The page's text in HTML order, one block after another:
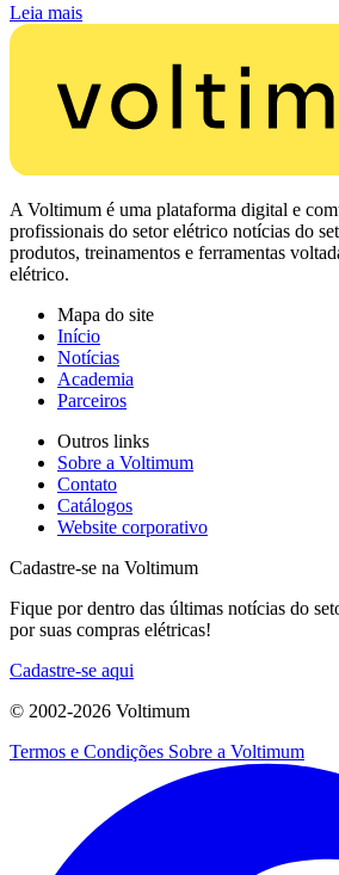
Leia mais
A Voltimum é uma plataforma digital e
profissionais do setor elétrico notícias do
produtos, treinamentos e ferramentas
elétrico.
Mapa do site
Início
Notícias
Academia
Parceiros
Outros links
Sobre a Voltimum
Contato
Catálogos
Website corporativo
Cadastre-se na Voltimum
Fique por dentro das últimas notícias do
por suas compras elétricas!
Cadastre-se aqui
© 2002-2026 Voltimum
Termos e Condições Sobre a Voltimum